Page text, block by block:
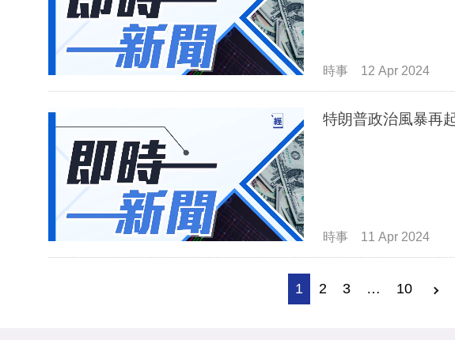
時事 12 Apr 2024
特朗普政治風暴再
時事 11 Apr 2024
1 2 3 … 10